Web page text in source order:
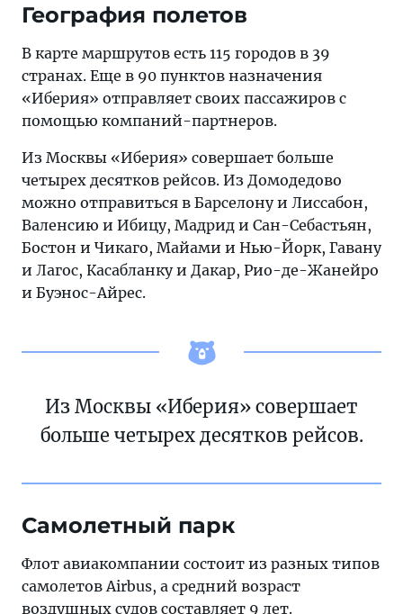
География полетов
В карте маршрутов есть 115 городов в 39
странах. Еще в 90 пунктов назначения
«Иберия» отправляет своих пассажиров с
помощью компаний-партнеров.
Из Москвы «Иберия» совершает больше
четырех десятков рейсов. Из Домодедово
можно отправиться в Барселону и Лиссабон,
Валенсию и Ибицу, Мадрид и Сан-Себастьян,
Бостон и Чикаго, Майами и Нью-Йорк, Гавану
и Лагос, Касабланку и Дакар, Рио-де-Жанейро
и Буэнос-Айрес.
Из Москвы «Иберия» совершает
больше четырех десятков рейсов.
Самолетный парк
Флот авиакомпании состоит из разных типов
самолетов Airbus, а средний возраст
воздушных судов составляет 9 лет.